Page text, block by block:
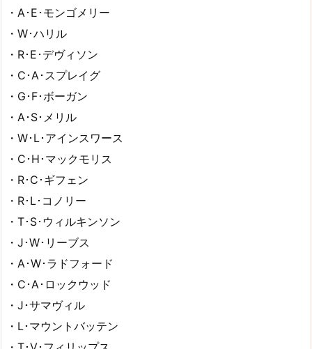
・A･E･モンゴメリー
・W･ハリル
・R･E･デヴィソン
・C･A･スプレイグ
・G･F･ボーガン
・A･S･メリル
・W･L･アインスワース
・C･H･マックモリス
・R･C･ギフェン
・R･L･コノリー
・T･S･ウィルキンソン
・J･W･リーブス
・A･W･ラドフォード
・C･A･ロックウッド
・J･サマヴィル
・L･マウントバッテン